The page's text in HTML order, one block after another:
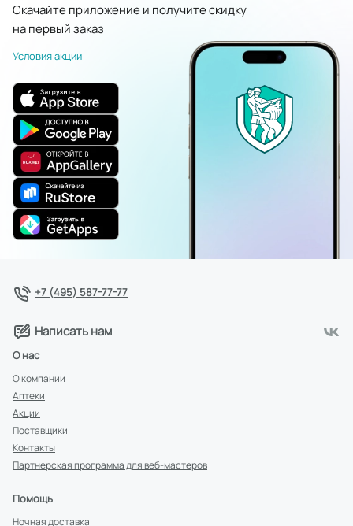
Скачайте приложение и получите скидку
на первый заказ
Условия акции
+7 (495) 587-77-77
Написать нам
О нас
О компании
Аптеки
Акции
Поставщики
Контакты
Партнерская программа для веб-мастеров
Помощь
Ночная доставка